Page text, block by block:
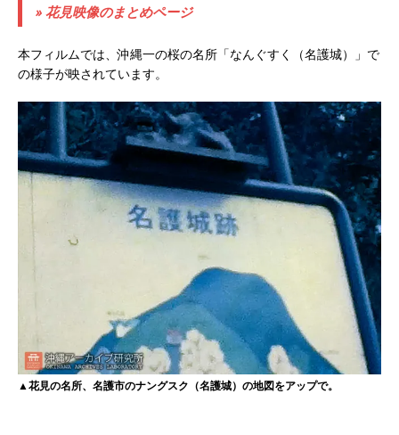
» 花見映像のまとめページ
本フィルムでは、沖縄一の桜の名所「なんぐすく（名護城）」で
の様子が映されています。
▲花見の名所、名護市のナングスク（名護城）の地図をアップで。